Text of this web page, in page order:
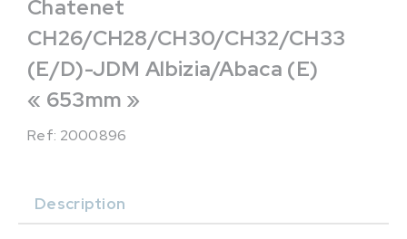
Chatenet
CH26/CH28/CH30/CH32/CH33
(E/D)-JDM Albizia/Abaca (E)
« 653mm »
Ref: 2000896
Description